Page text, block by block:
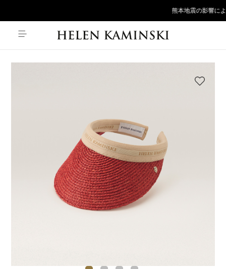
熊本地震の影響によ